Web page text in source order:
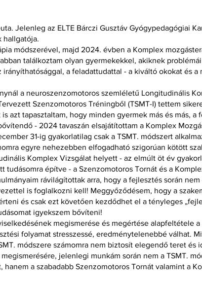
Jelenleg az ELTE Bárczi Gusztáv Gyógypedagógiai
hallgatója.
módszerével, majd 2024. évben a Komplex
találkoztam olyan gyermekekkel, akiknek
a feladattudattal - a kiváltó okokat és a
a neuroszenzomotoros szemléletű Longitudinális
Szenzomotoros Tréningből (TSMT-I) tettem
azt tapasztaltam, hogy minden gyermek más és más, a
- 2024 tavaszán elsajátítottam a Komplex
31-ig gyakorlatilag csak a TSMT. módszert
egyre nehezebben elfogadható szigorúan kötött
Komplex Vizsgálat helyett - az elmúlt öt év
tudásomra építve - a Szenzomotoros Tornát és a
rávilágítottak arra, hogy a fejlesztés során nem
is foglalkozni kell! Meggyőződésem, hogy a
és csak ezt követően kezdődhet el a tényleges
igyekszem bővíteni!
megismerése és megértése alapfeltétele
folyamat stresszessé, eredménytelenebbé válhat.
módszere számomra nem biztosít elegendő teret és
jelenlegi munkám során nem a TSMT.
a szabadabb Szenzomotoros Tornát valamint a